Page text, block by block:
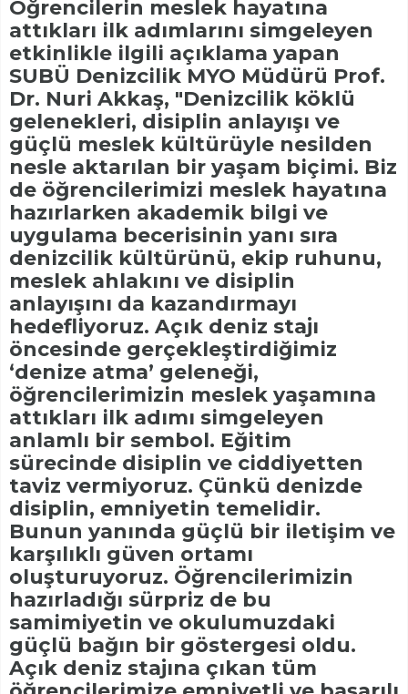
Öğrencilerin meslek hayatına
attıkları ilk adımlarını simgeleyen
etkinlikle ilgili açıklama yapan
SUBÜ Denizcilik MYO Müdürü Prof.
Dr. Nuri Akkaş, "Denizcilik köklü
gelenekleri, disiplin anlayışı ve
güçlü meslek kültürüyle nesilden
nesle aktarılan bir yaşam biçimi. Biz
de öğrencilerimizi meslek hayatına
hazırlarken akademik bilgi ve
uygulama becerisinin yanı sıra
denizcilik kültürünü, ekip ruhunu,
meslek ahlakını ve disiplin
anlayışını da kazandırmayı
hedefliyoruz. Açık deniz stajı
öncesinde gerçekleştirdiğimiz
‘denize atma’ geleneği,
öğrencilerimizin meslek yaşamına
attıkları ilk adımı simgeleyen
anlamlı bir sembol. Eğitim
sürecinde disiplin ve ciddiyetten
taviz vermiyoruz. Çünkü denizde
disiplin, emniyetin temelidir.
Bunun yanında güçlü bir iletişim ve
karşılıklı güven ortamı
oluşturuyoruz. Öğrencilerimizin
hazırladığı sürpriz de bu
samimiyetin ve okulumuzdaki
güçlü bağın bir göstergesi oldu.
Açık deniz stajına çıkan tüm